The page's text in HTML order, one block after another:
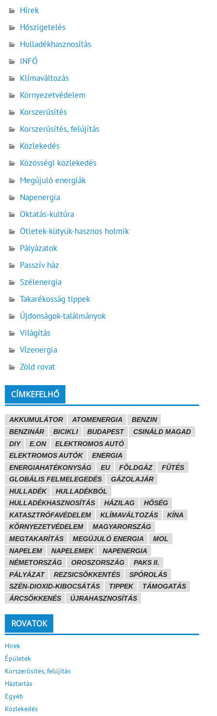
Hírek
Hőszigetelés
Hulladékhasznosítás
INFÓ
Klímaváltozás
Környezetvédelem
Korszerűsítés
Korszerűsítés, felújítás
Közlekedés
Közösségi közlekedés
Megújuló energiák
Napenergia
Oktatás-kultúra
Ötletek-kütyük-hasznos holmik
Pályázatok
Passzív ház
Szélenergia
Takarékosság tippek
Újdonságok-találmányok
Világítás
Vízenergia
Zöld rovat
CÍMKEFELHŐ
AKKUMULÁTOR ATOMENERGIA
BENZIN
BENZINÁR
BICIKLI BUDAPEST
CSINÁLD MAGAD
DIY
E.ON
ELEKTROMOS AUTÓ
ELEKTROMOS AUTÓK
ENERGIA
ENERGIAHATÉKONYSÁG
EU FÖLDGÁZ
FŰTÉS
GLOBÁLIS FELMELEGEDÉS
GÁZOLAJÁR
HULLADÉK
HULLADÉKBÓL
HULLADÉKHASZNOSÍTÁS
HÁZILAG
HŐSÉG
KATASZTRÓFAVÉDELEM
KLÍMAVÁLTOZÁS
KÍNA
KÖRNYEZETVÉDELEM
MAGYARORSZÁG
MEGTAKARÍTÁS
MEGÚJULÓ ENERGIA
MOL
NAPELEM
NAPELEMEK
NAPENERGIA
NÉMETORSZÁG
OROSZORSZÁG
PAKS II.
PÁLYÁZAT
REZSICSÖKKENTÉS
SPÓROLÁS
SZÉN-DIOXID-KIBOCSÁTÁS
TIPPEK
TÁMOGATÁS
ÁRCSÖKKENÉS
ÚJRAHASZNOSÍTÁS
ROVATOK
Hírek
Épületek
Korszerűsítés, felújítás
Háztartás
Egyéb
Közlekedés